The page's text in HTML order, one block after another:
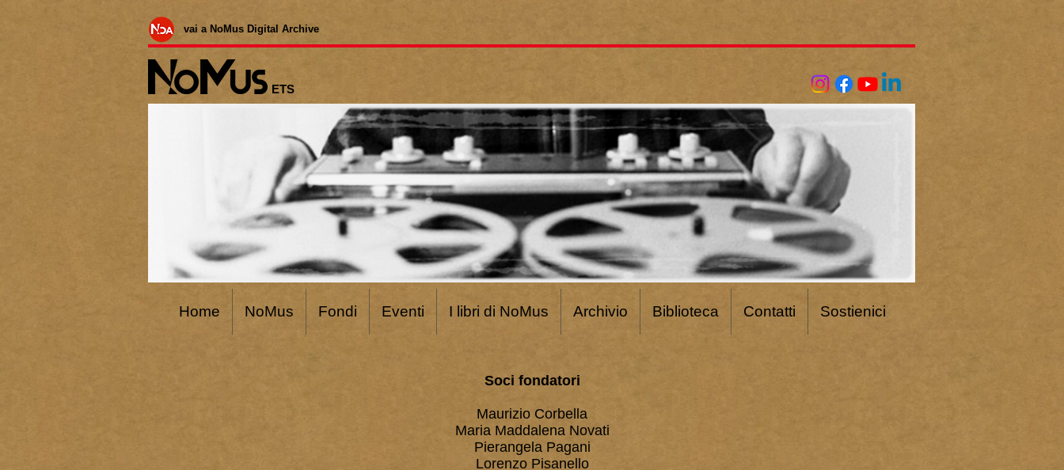
Home NoMus Fondi Eventi I libri di NoMus Archivio Biblioteca Contatti Sostienici
vai a NoMus Digital Archive
ETS
Soci fondatori
Maurizio Corbella
Maria Maddalena Novati
Pierangela Pagani
Lorenzo Pisanello